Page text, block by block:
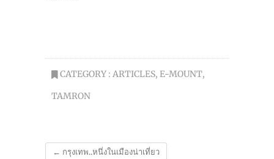
CATEGORY : ARTICLES, E-MOUNT,
TAMRON
← กรุงเทพ..หนึ่งในเมืองน่าเที่ยว